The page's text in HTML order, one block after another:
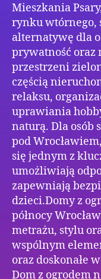
Mieszkania
rynku wtórnego,
alternatywę dla
prywatność oraz
przestrzeni
częścią
relaksu,
uprawiania
naturą. Dla osób
pod
się jednym z
umożliwiają
zapewniają
dzieci.Domy z
północy
metrażu, stylu
wspólnym
oraz doskonałe
Dom z ogrodem